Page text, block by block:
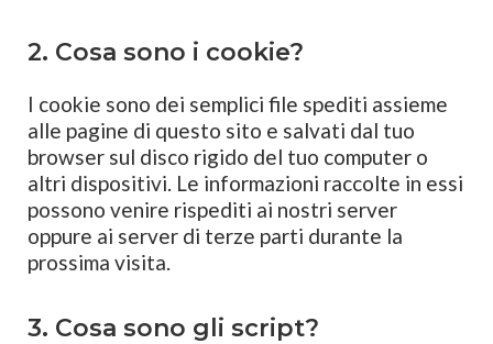
2. Cosa sono i cookie?
I cookie sono dei semplici file spediti assieme
alle pagine di questo sito e salvati dal tuo
browser sul disco rigido del tuo computer o
altri dispositivi. Le informazioni raccolte in essi
possono venire rispediti ai nostri server
oppure ai server di terze parti durante la
prossima visita.
3. Cosa sono gli script?